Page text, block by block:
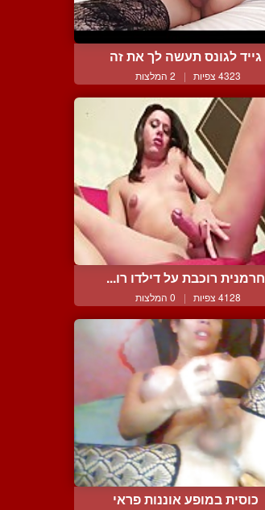
גייד לגונס תעשה לך את זה
4323 צפיות | 2 המלצות
חרמנית רוכבת על דילדו רו...
4128 צפיות | 0 המלצות
כוסית במופע אוננות פראי